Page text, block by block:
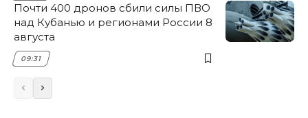
Почти 400 дронов сбили силы ПВО
над Кубанью и регионами России 8
августа
09:31